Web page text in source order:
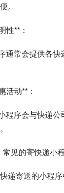
。
性**：
活动**：
常见的寄快递小
递寄送的小程